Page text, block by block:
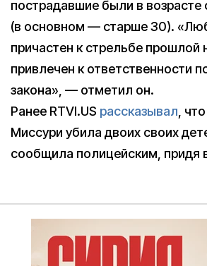
пострадавшие были в возрасте
(в основном — старше 30).
причастен к стрельбе прошлой
привлечен к ответственности
закона», — отметил он.
Ранее RTVI.US рассказывал,
Миссури убила двоих своих
сообщила полицейским, придя